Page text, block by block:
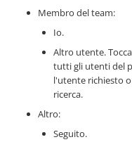
Membro del team:
Io.
Altro utente.
tutti gli utenti del
l'utente richiesto
ricerca.
Altro:
Seguito.